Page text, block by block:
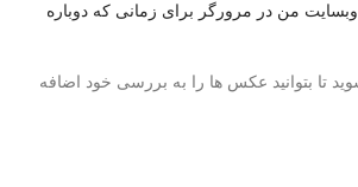
وبسایت من در مرورگر برای زمانی که دوباره
تا بتوانید عکس ها را به بررسی خود اضافه